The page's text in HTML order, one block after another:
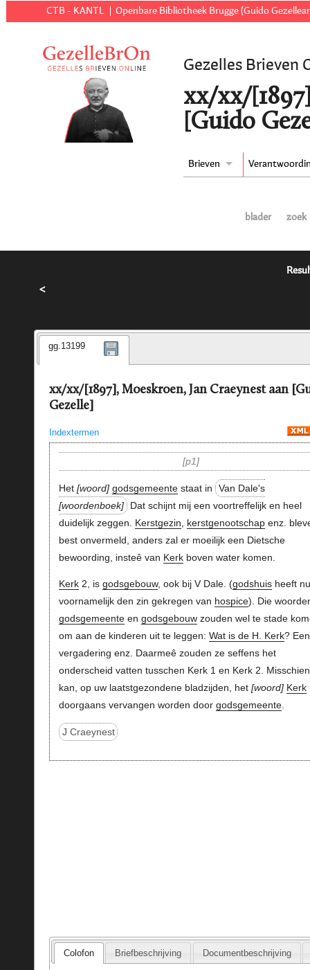
CTB - KANTL Openbare Bibliotheek Brugge (Guido
Gezelles Brieven
xx/xx/
[Guido
Brieven
blader zoek
<
gg.13199
xx/xx/[1897], Moeskroen, Jan Craeynest aan
Gezelle]
Indextermen
p1
Het woord godsgemeentestaat in
Van Dale's
woordenboek Dat schijnt mij een voortreffelijk en heel
duidelijk zeggen. Kerstgezin kerstgenootschapenz.
best onvermeld, anders zal er moeilijk een Dietsche
bewoording, insteê van Kerkboven water komen.
Kerk2, is godsgebouw, ook bij V Dale. (godshuisheeft nu
voornamelijk den zin gekregen van hospice). Die
godsgemeenteen godsgebouwzouden wel te stade
om aan de kinderen uit te leggen: Wat is de H. Kerk?
vergadering enz. Daarmeê zouden ze seffens het
onderscheid vatten tusschen Kerk 1 en Kerk 2. Misschien
kan, op uw laatstgezondene bladzijden, het woord Kerk
doorgaans vervangen worden door godsgemeente.
J Craeynest
Colofon Briefbeschrijving Documentbeschrijving